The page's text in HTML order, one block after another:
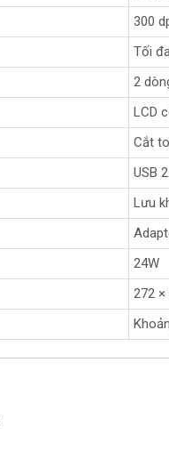
300
Tối
2
LCD
Cắt
USB
Lưu
24W
272 ×